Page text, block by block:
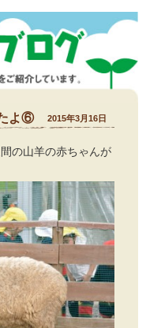
よ⑥ 2015年3月16日
の山羊の赤ちゃんが